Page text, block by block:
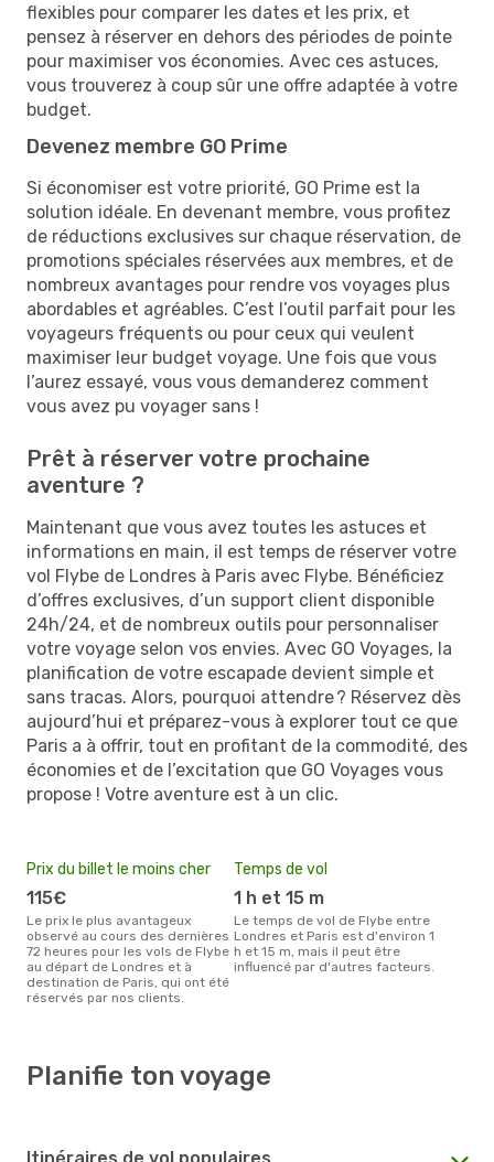
flexibles pour comparer les dates et les prix, et
pensez à réserver en dehors des périodes de pointe
pour maximiser vos économies. Avec ces astuces,
vous trouverez à coup sûr une offre adaptée à votre
budget.
Devenez membre GO Prime
Si économiser est votre priorité, GO Prime est la
solution idéale. En devenant membre, vous profitez
de réductions exclusives sur chaque réservation, de
promotions spéciales réservées aux membres, et de
nombreux avantages pour rendre vos voyages plus
abordables et agréables. C’est l’outil parfait pour les
voyageurs fréquents ou pour ceux qui veulent
maximiser leur budget voyage. Une fois que vous
l’aurez essayé, vous vous demanderez comment
vous avez pu voyager sans !
Prêt à réserver votre prochaine
aventure ?
Maintenant que vous avez toutes les astuces et
informations en main, il est temps de réserver votre
vol Flybe de Londres à Paris avec Flybe. Bénéficiez
d’offres exclusives, d’un support client disponible
24h/24, et de nombreux outils pour personnaliser
votre voyage selon vos envies. Avec GO Voyages, la
planification de votre escapade devient simple et
sans tracas. Alors, pourquoi attendre ? Réservez dès
aujourd’hui et préparez-vous à explorer tout ce que
Paris a à offrir, tout en profitant de la commodité, des
économies et de l’excitation que GO Voyages vous
propose ! Votre aventure est à un clic.
Prix du billet le moins cher
115€
Le prix le plus avantageux
observé au cours des dernières
72 heures pour les vols de Flybe
au départ de Londres et à
destination de Paris, qui ont été
réservés par nos clients.
Temps de vol
1 h et 15 m
Le temps de vol de Flybe entre
Londres et Paris est d'environ 1
h et 15 m, mais il peut être
influencé par d'autres facteurs.
Planifie ton voyage